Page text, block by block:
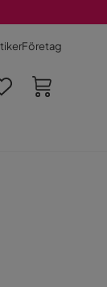
Företag